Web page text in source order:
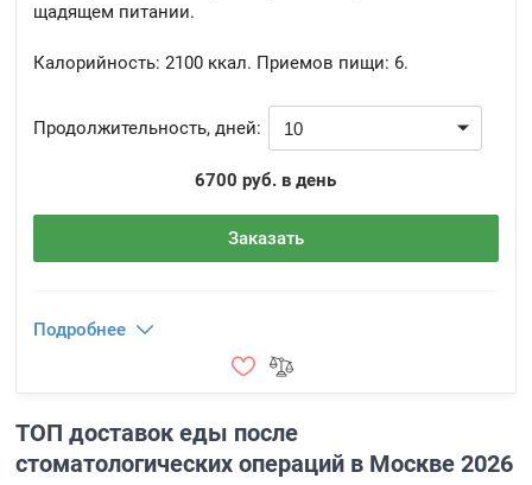
щадящем питании.
Калорийность: 2100 ккал. Приемов пищи: 6.
Продолжительность, дней:
6700 руб. в день
Заказать
Подробнее
ТОП доставок еды после
стоматологических операций в Москве 2026